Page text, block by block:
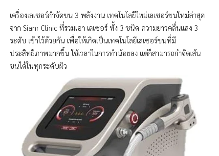
เครื่องเลเซอร์กำจัดขน 3 พลังงาน เทคโนโลยีใหม่เลเซอร์ขนใหม่ล่าสุด
จาก Siam Clinic ที่รวมเอา เลเซอร์ ทั้ง 3 ชนิด ความยาวคลื่นแสง 3
ระดับ เข้าไว้ด้วยกัน เพื่อให้เกิดเป็นเทคโนโลยีเลเซอร์ขนที่มี
ประสิทธิภาพมากขึ้น ใช้เวลาในการทำน้อยลง แต่ก็สามารถกำจัดเส้น
ขนได้ในทุกระดับผิว